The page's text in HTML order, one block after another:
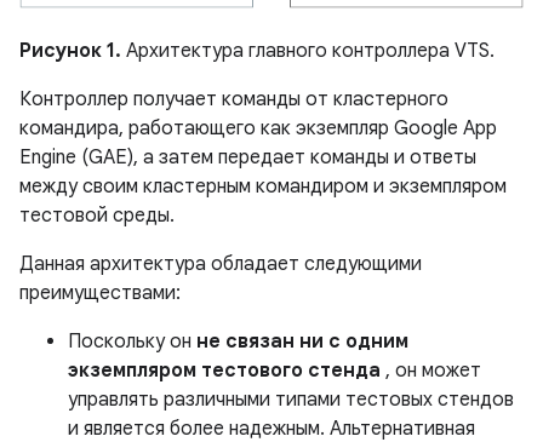
Рисунок 1. Архитектура главного контроллера VTS.
Контроллер получает команды от кластерного
командира, работающего как экземпляр Google App
Engine (GAE), а затем передает команды и ответы
между своим кластерным командиром и экземпляром
тестовой среды.
Данная архитектура обладает следующими
преимуществами:
Поскольку он не связан ни с одним
экземпляром тестового стенда , он может
управлять различными типами тестовых стендов
и является более надежным. Альтернативная